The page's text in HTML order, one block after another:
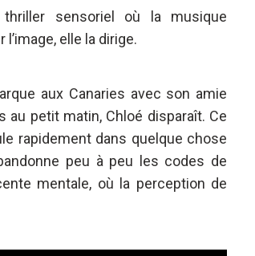
sensoriel où la musique
elle la dirige.
aux Canaries avec son amie
au petit matin, Chloé disparaît. Ce
rapidement dans quelque chose
peu à peu les codes de
mentale, où la perception de